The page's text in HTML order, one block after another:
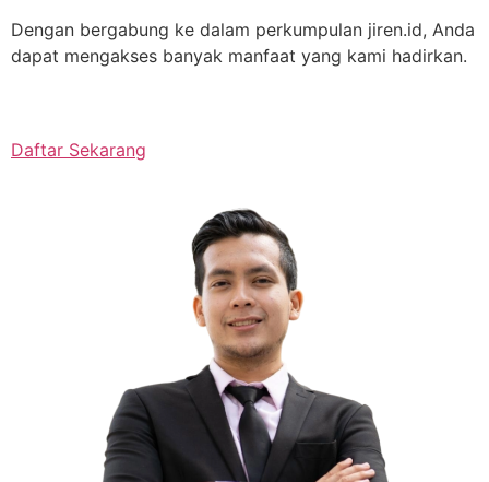
Dengan bergabung ke dalam perkumpulan jiren.id, Anda
dapat mengakses banyak manfaat yang kami hadirkan.
Daftar Sekarang